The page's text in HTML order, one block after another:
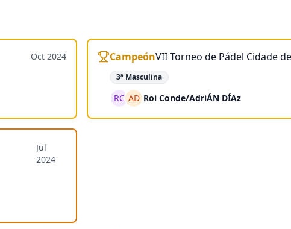
Oct 2024 CampeónVII Torneo de Pádel Cidade
3ª Masculina
RC AD Roi Conde/AdriÁN DÍAz
Jul
2024